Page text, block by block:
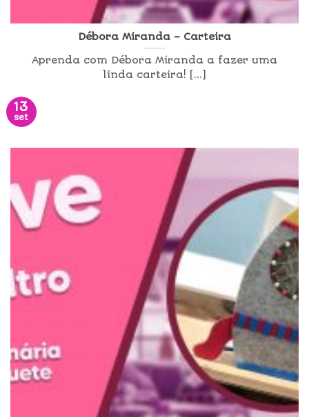
Débora Miranda – Carteira
Aprenda com Débora Miranda a fazer uma
linda carteira! [...]
13
set